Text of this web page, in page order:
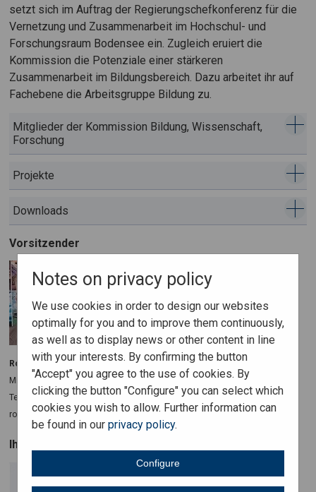
setzt sich im Auftrag der Regierungschefkonferenz für die
Vernetzung und Zusammenarbeit im Hochschul- und
Forschungsraum Bodensee ein. Zugleich eruiert die
Kommission die Potenziale einer stärkeren
Zusammenarbeit im Bildungsbereich. Dazu arbeitet ihr auf
Fachebene die Arbeitsgruppe Bildung zu.
Mitglieder der Kommission Bildung, Wissenschaft,
Forschung
Projekte
Downloads
Vorsitzender
Roland Mayer-Frei
Ministerium für Wissenschaft, Forschung und Kunst, BW
Tel. +49 711 279 3059
roland.mayer-frei(at)mwk.bwl.de
Ihr Ansprechpartner
Notes on privacy policy
We use cookies in order to design our websites
optimally for you and to improve them continuously,
as well as to display news or other content in line
with your interests. By confirming the button
"Accept" you agree to the use of cookies. By
clicking the button "Configure" you can select which
cookies you wish to allow. Further information can
be found in our privacy policy.
Configure